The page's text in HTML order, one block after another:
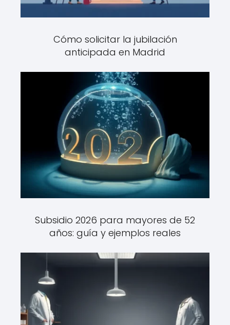
Cómo solicitar la jubilación
anticipada en Madrid
Subsidio 2026 para mayores de 52
años: guía y ejemplos reales